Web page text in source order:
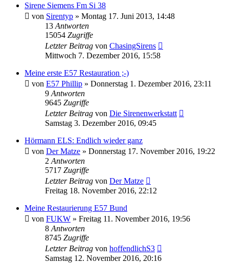
Sirene Siemens Fm Si 38
von Sirentyp » Montag 17. Juni 2013, 14:48
13 Antworten
15054 Zugriffe
Letzter Beitrag von ChasingSirens
Mittwoch 7. Dezember 2016, 15:58
Meine erste E57 Restauration ;-)
von E57 Phillip » Donnerstag 1. Dezember 2016, 23:11
9 Antworten
9645 Zugriffe
Letzter Beitrag von Die Sirenenwerkstatt
Samstag 3. Dezember 2016, 09:45
Hörmann ELS: Endlich wieder ganz
von Der Matze » Donnerstag 17. November 2016, 19:22
2 Antworten
5717 Zugriffe
Letzter Beitrag von Der Matze
Freitag 18. November 2016, 22:12
Meine Restaurierung E57 Bund
von FUKW » Freitag 11. November 2016, 19:56
8 Antworten
8745 Zugriffe
Letzter Beitrag von hoffendlichS3
Samstag 12. November 2016, 20:16